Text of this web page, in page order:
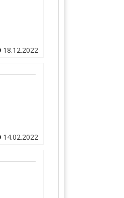
18.12.2022
14.02.2022